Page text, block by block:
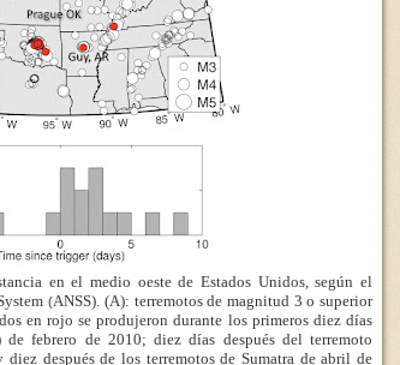
en el medio oeste de Estados Unidos, según el
(ANSS). (A): terremotos de magnitud 3 o superior
en rojo se produjeron durante los primeros diez días
febrero de 2010; diez días después del terremoto
después de los terremotos de Sumatra de abril de